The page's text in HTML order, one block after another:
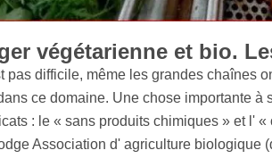
végétarienne et bio.
pas difficile, même les grandes chaînes
ce domaine. Une chose importante
: le « sans produits chimiques » et l'
Association d' agriculture